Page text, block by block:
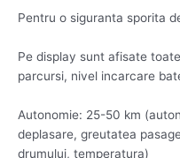
Pentru o siguranta sporita
Pe display sunt afisate
parcursi, nivel incarcare
Autonomie: 25-50 km
deplasare, greutatea
drumului, temperatura)